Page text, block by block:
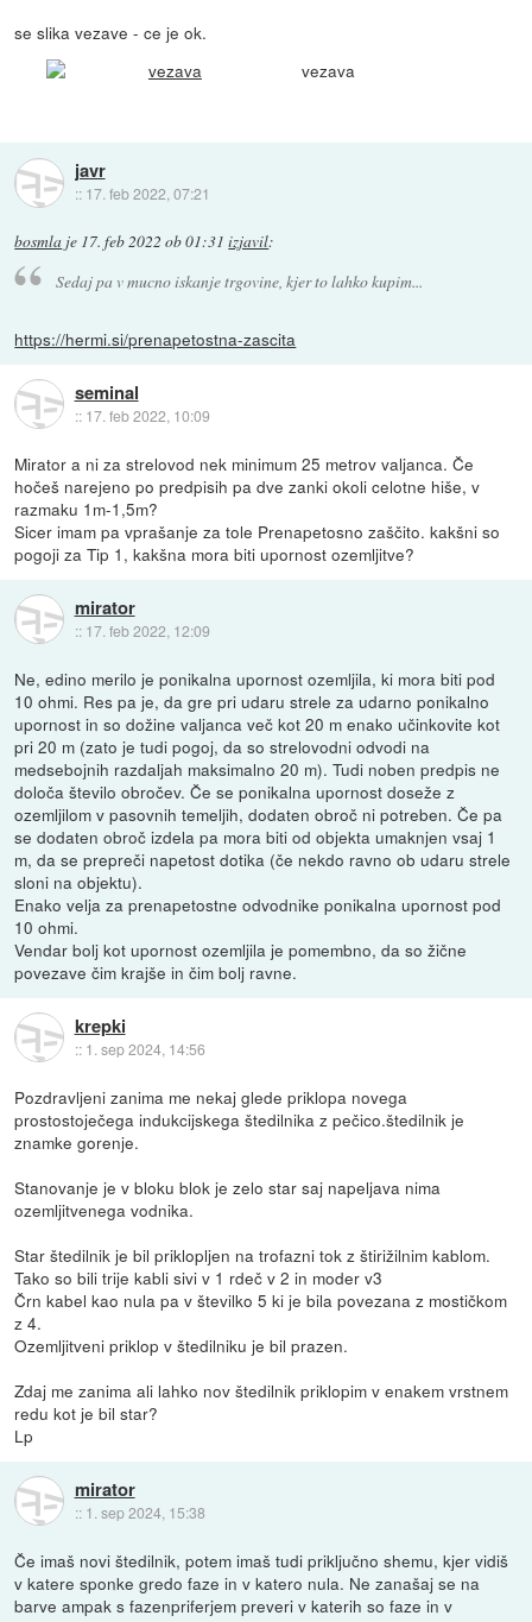
se slika vezave - ce je ok.
vezava
javr
:: 17. feb 2022, 07:21
bosmla je 17. feb 2022 ob 01:31 izjavil:
Sedaj pa v mucno iskanje trgovine, kjer to lahko kupim...
https://hermi.si/prenapetostna-zascita
seminal
:: 17. feb 2022, 10:09
Mirator a ni za strelovod nek minimum 25 metrov valjanca. Če
hočeš narejeno po predpisih pa dve zanki okoli celotne hiše, v
razmaku 1m-1,5m?
Sicer imam pa vprašanje za tole Prenapetosno zaščito. kakšni so
pogoji za Tip 1, kakšna mora biti upornost ozemljitve?
mirator
:: 17. feb 2022, 12:09
Ne, edino merilo je ponikalna upornost ozemljila, ki mora biti pod
10 ohmi. Res pa je, da gre pri udaru strele za udarno ponikalno
upornost in so dožine valjanca več kot 20 m enako učinkovite kot
pri 20 m (zato je tudi pogoj, da so strelovodni odvodi na
medsebojnih razdaljah maksimalno 20 m). Tudi noben predpis ne
določa število obročev. Če se ponikalna upornost doseže z
ozemljilom v pasovnih temeljih, dodaten obroč ni potreben. Če pa
se dodaten obroč izdela pa mora biti od objekta umaknjen vsaj 1
m, da se prepreči napetost dotika (če nekdo ravno ob udaru strele
sloni na objektu).
Enako velja za prenapetostne odvodnike ponikalna upornost pod
10 ohmi.
Vendar bolj kot upornost ozemljila je pomembno, da so žične
povezave čim krajše in čim bolj ravne.
krepki
:: 1. sep 2024, 14:56
Pozdravljeni zanima me nekaj glede priklopa novega
prostostoječega indukcijskega štedilnika z pečico.štedilnik je
znamke gorenje.
Stanovanje je v bloku blok je zelo star saj napeljava nima
ozemljitvenega vodnika.
Star štedilnik je bil priklopljen na trofazni tok z štirižilnim kablom.
Tako so bili trije kabli sivi v 1 rdeč v 2 in moder v3
Črn kabel kao nula pa v številko 5 ki je bila povezana z mostičkom
z 4.
Ozemljitveni priklop v štedilniku je bil prazen.
Zdaj me zanima ali lahko nov štedilnik priklopim v enakem vrstnem
redu kot je bil star?
Lp
mirator
:: 1. sep 2024, 15:38
Če imaš novi štedilnik, potem imaš tudi priključno shemu, kjer vidiš
v katere sponke gredo faze in v katero nula. Ne zanašaj se na
barve ampak s fazenpriferjem preveri v katerih so faze in v